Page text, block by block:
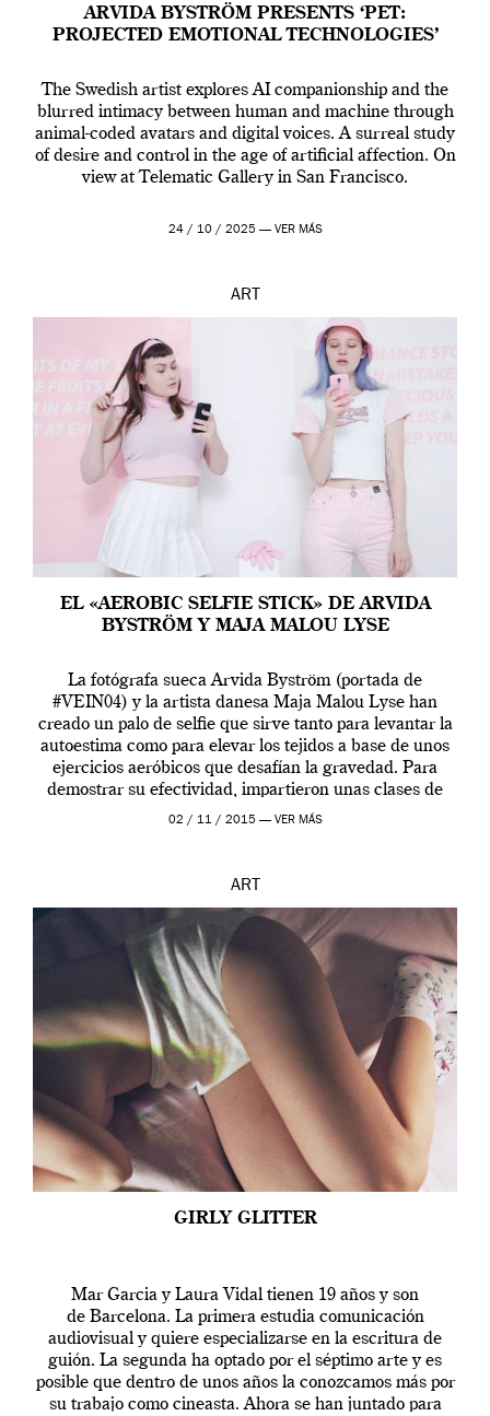
ARVIDA BYSTRÖM PRESENTS ‘PET:
PROJECTED EMOTIONAL TECHNOLOGIES’
The Swedish artist explores AI companionship and the
blurred intimacy between human and machine through
animal-coded avatars and digital voices. A surreal study
of desire and control in the age of artificial affection. On
view at Telematic Gallery in San Francisco.
24 / 10 / 2025 — VER MÁS
ART
EL «AEROBIC SELFIE STICK» DE ARVIDA
BYSTRÖM Y MAJA MALOU LYSE
La fotógrafa sueca Arvida Byström (portada de
#VEIN04) y la artista danesa Maja Malou Lyse han
creado un palo de selfie que sirve tanto para levantar la
autoestima como para elevar los tejidos a base de unos
ejercicios aeróbicos que desafían la gravedad. Para
demostrar su efectividad, impartieron unas clases de
prueba en el Tate […]
02 / 11 / 2015 — VER MÁS
ART
GIRLY GLITTER
Mar Garcia y Laura Vidal tienen 19 años y son
de Barcelona. La primera estudia comunicación
audiovisual y quiere especializarse en la escritura de
guión. La segunda ha optado por el séptimo arte y es
posible que dentro de unos años la conozcamos más por
su trabajo como cineasta. Ahora se han juntado para